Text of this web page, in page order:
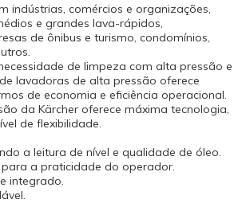
indústrias, comércios e organizações,
e grandes lava-rápidos,
de ônibus e turismo, condomínios,
de limpeza com alta pressão e
lavadoras de alta pressão oferece
de economia e eficiência operacional.
da Kärcher oferece máxima tecnologia,
de flexibilidade.
a leitura de nível e qualidade de óleo.
a praticidade do operador.
integrado.